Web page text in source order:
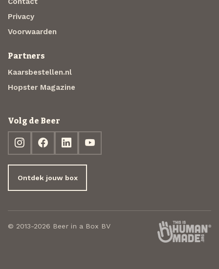
Privacy
Voorwaarden
Partners
Kaarsbestellen.nl
Hopster Magazine
Volg de Beer
Ontdek jouw box
© 2013-2026 Beer in a Box BV